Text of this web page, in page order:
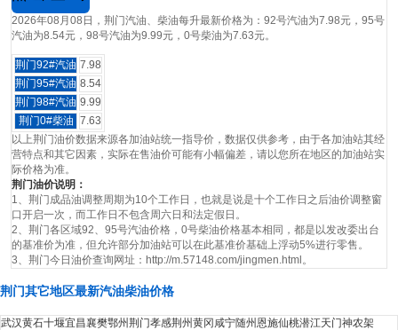
2026年08月08日，荆门汽油、柴油每升最新价格为：92号汽油为7.98元，95号
汽油为8.54元，98号汽油为9.99元，0号柴油为7.63元。
荆门92#汽油 7.98
荆门95#汽油 8.54
荆门98#汽油 9.99
荆门0#柴油
7.63
以上荆门油价数据来源各加油站统一指导价，数据仅供参考，由于各加油站其经
营特点和其它因素，实际在售油价可能有小幅偏差，请以您所在地区的加油站实
际价格为准。
荆门油价说明：
1、荆门成品油调整周期为10个工作日，也就是说是十个工作日之后油价调整窗
口开启一次，而工作日不包含周六日和法定假日。
2、荆门各区域92、95号汽油价格，0号柴油价格基本相同，都是以发改委出台
的基准价为准，但允许部分加油站可以在此基准价基础上浮动5%进行零售。
3、荆门今日油价查询网址：http://m.57148.com/jingmen.html。
荆门其它地区最新汽油柴油价格
武汉黄石十堰宜昌襄樊鄂州荆门孝感荆州黄冈咸宁随州 恩施仙桃潜江天门神农架